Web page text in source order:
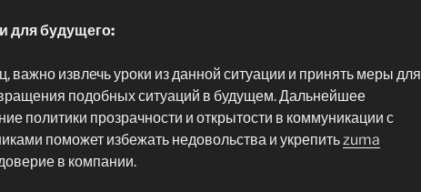
для будущего:
важно извлечь уроки из данной ситуации и принять меры для
подобных ситуаций в будущем. Дальнейшее
политики прозрачности и открытости в коммуникации с
поможет избежать недовольства и укрепитьzuma
в компании.